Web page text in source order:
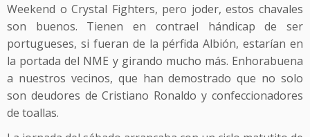
Weekend o Crystal Fighters, pero joder, estos chavales
son buenos. Tienen en contrael hándicap de ser
portugueses, si fueran de la pérfida Albión, estarían en
la portada del NME y girando mucho más. Enhorabuena
a nuestros vecinos, que han demostrado que no solo
son deudores de Cristiano Ronaldo y confeccionadores
de toallas.